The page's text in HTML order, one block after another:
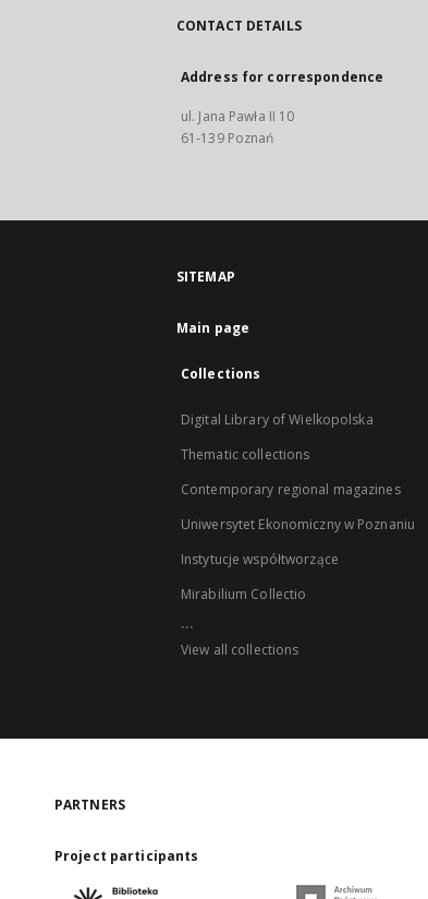
CONTACT DETAILS
Address for correspondence
ul. Jana Pawła II 10
61-139 Poznań
SITEMAP
Main page
Collections
Digital Library of Wielkopolska
Thematic collections
Contemporary regional magazines
Uniwersytet Ekonomiczny w Poznaniu
Instytucje współtworzące
Mirabilium Collectio
...
View all collections
PARTNERS
Project participants